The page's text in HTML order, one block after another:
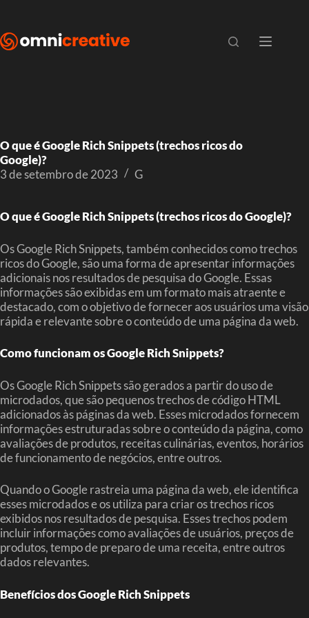
O que é Google Rich Snippets (trechos ricos do
Google)?
3 de setembro de 2023
G
O que é Google Rich Snippets (trechos ricos do Google)?
Os Google Rich Snippets, também conhecidos como trechos
ricos do Google, são uma forma de apresentar informações
adicionais nos resultados de pesquisa do Google. Essas
informações são exibidas em um formato mais atraente e
destacado, com o objetivo de fornecer aos usuários uma visão
rápida e relevante sobre o conteúdo de uma página da web.
Como funcionam os Google Rich Snippets?
Os Google Rich Snippets são gerados a partir do uso de
microdados, que são pequenos trechos de código HTML
adicionados às páginas da web. Esses microdados fornecem
informações estruturadas sobre o conteúdo da página, como
avaliações de produtos, receitas culinárias, eventos, horários
de funcionamento de negócios, entre outros.
Quando o Google rastreia uma página da web, ele identifica
esses microdados e os utiliza para criar os trechos ricos
exibidos nos resultados de pesquisa. Esses trechos podem
incluir informações como avaliações de usuários, preços de
produtos, tempo de preparo de uma receita, entre outros
dados relevantes.
Benefícios dos Google Rich Snippets